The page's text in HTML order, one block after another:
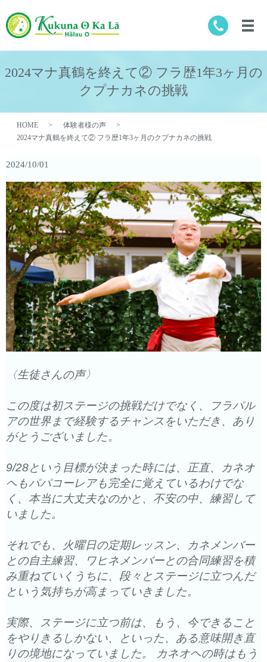
2024マナ真鶴を終えて② フラ歴1年3ヶ月の
クプナカネの挑戦
HOME
体験者様の声
2024マナ真鶴を終えて② フラ歴1年3ヶ月のクプナカネの挑戦
2024/10/01
〈生徒さんの声〉
この度は初ステージの挑戦だけでなく、
フラパル
アの世界まで経験するチャンスをいただき、 あり
がとうございました。
9/28という目標が決まった時には、正直、
カネオ
ヘもパパコーレアも完全に覚えているわけでな
く、 本当に大丈夫なのかと、不安の中、練習して
いました。
それでも、火曜日の定期レッスン、カネメンバー
との自主練習、
ワヒネメンバーとの合同練習を積
み重ねていくうちに、 段々とステージに立つんだ
という気持ちが高まっていきました。
実際、ステージに立つ前は、もう、 今できること
をやりきるしかない、といった、 ある意味開き直
りの境地になっていました。 カネオヘの時はもう